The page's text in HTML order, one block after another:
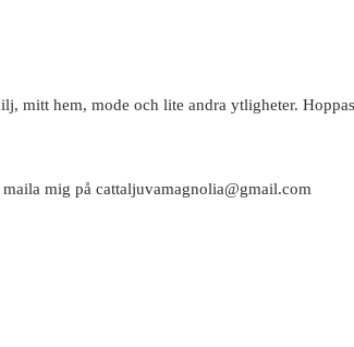
mitt hem, mode och lite andra ytligheter.
mig på cattaljuvamagnolia@gmail.com